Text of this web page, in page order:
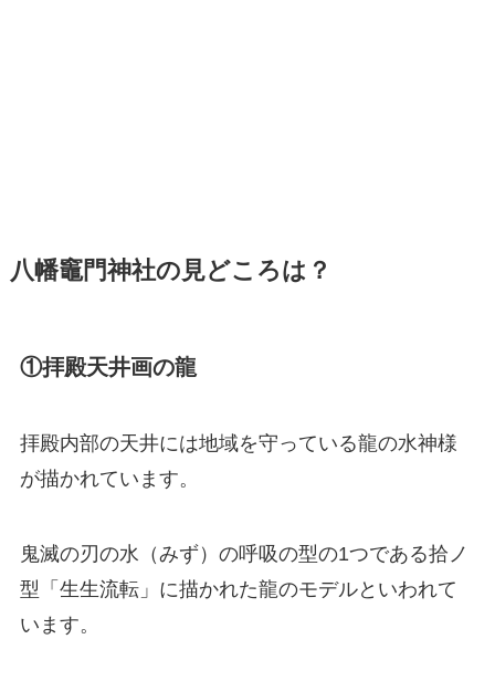
八幡竈門神社の見どころは？
①拝殿天井画の龍
拝殿内部の天井には地域を守っている龍の水神様
が描かれています。
鬼滅の刃の水（みず）の呼吸の型の1つである拾ノ
型「生生流転」に描かれた龍のモデルといわれて
います。